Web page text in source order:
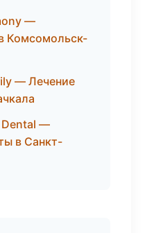
—
Комсомольск-
— Лечение
Dental —
в Санкт-